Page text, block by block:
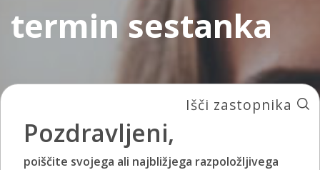
termin sestanka
Išči zastopnika
Pozdravljeni,
poiščite svojega ali najbližjega razpoložljivega